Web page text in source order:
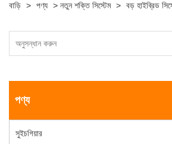
বাড়ি > পণ্য > নতুন শক্তি সিস্টেম > বড় হাইব্রিড
পণ্য
সুইচগিয়ার